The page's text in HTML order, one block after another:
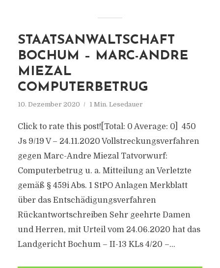
STAATSANWALTSCHAFT
BOCHUM – MARC-ANDRE
MIEZAL
COMPUTERBETRUG
10. Dezember 2020 1 Min. Lesedauer
Click to rate this post![Total: 0 Average: 0] 450
Js 9/19 V – 24.11.2020 Vollstreckungsverfahren
gegen Marc-Andre Miezal Tatvorwurf:
Computerbetrug u. a. Mitteilung an Verletzte
gemäß § 459i Abs. 1 StPO Anlagen Merkblatt
über das Entschädigungsverfahren
Rückantwortschreiben Sehr geehrte Damen
und Herren, mit Urteil vom 24.06.2020 hat das
Landgericht Bochum – II-13 KLs 4/20 –...